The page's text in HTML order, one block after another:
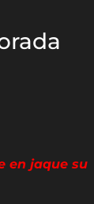
en jaque su